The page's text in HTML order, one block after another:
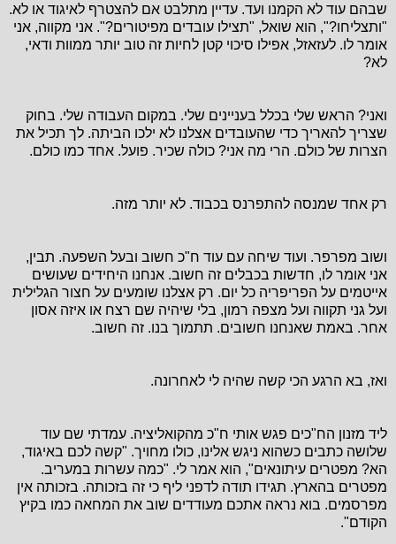
שבהם עוד לא הקמנו ועד. עדיין מתלבט אם להצטרף לאיגוד או לא.
"ותצליחו?", הוא שואל, "תצילו עובדים מפיטורים?". אני מקווה, אני
אומר לו. לעזאזל, אפילו סיכוי קטן לחיות זה טוב יותר ממוות ודאי,
לא?
ואני? הראש שלי בכלל בעניינים שלי. במקום העבודה שלי. בחוק
שצריך להאריך כדי שהעובדים אצלנו לא ילכו הביתה. לך תכיל את
הצרות של כולם. הרי מה אני? כולה שכיר. פועל. אחד כמו כולם.
רק אחד שמנסה להתפרנס בכבוד. לא יותר מזה.
ושוב מפרפר. ועוד שיחה עם עוד ח"כ חשוב ובעל השפעה. תבין,
אני אומר לו, חדשות בכבלים זה חשוב. אנחנו היחידים שעושים
אייטמים על הפריפריה כל יום. רק אצלנו שומעים על חצור הגלילית
ועל גני תקווה ועל מצפה רמון, בלי שיהיה שם רצח או איזה אסון
אחר. באמת שאנחנו חשובים. תתמוך בנו. זה חשוב.
ואז, בא הרגע הכי קשה שהיה לי לאחרונה.
ליד מזנון הח"כים פגש אותי ח"כ מהקואליציה. עמדתי שם עוד
שלושה כתבים כשהוא ניגש אלינו, כולו מחויך. "קשה לכם באיגוד,
הא? מפטרים עיתונאים", הוא אמר לי. "כמה עשרות במעריב.
מפטרים בהארץ. תגידו תודה לדפני ליף כי זה בזכותה. בזכותה אין
מפרסמים. בוא נראה אתכם מעודדים שוב את המחאה כמו בקיץ
הקודם".